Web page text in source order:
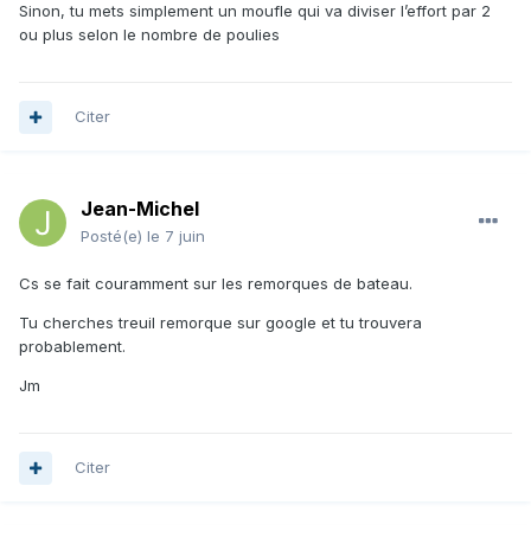
Sinon, tu mets simplement un moufle qui va diviser l’effort par 2
ou plus selon le nombre de poulies
Citer
Jean-Michel
Posté(e) le 7 juin
Cs se fait couramment sur les remorques de bateau.
Tu cherches treuil remorque sur google et tu trouvera
probablement.
Jm
Citer